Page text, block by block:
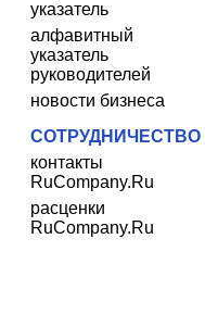
указатель
алфавитный
указатель
руководителей
новости бизнеса
СОТРУДНИЧЕСТВО
контакты
RuCompany.Ru
расценки
RuCompany.Ru